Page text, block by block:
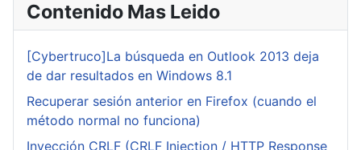
Contenido Mas Leido
[Cybertruco]La búsqueda en Outlook 2013 deja
de dar resultados en Windows 8.1
Recuperar sesión anterior en Firefox (cuando el
método normal no funciona)
Inyección CRLF (CRLF Injection / HTTP Response